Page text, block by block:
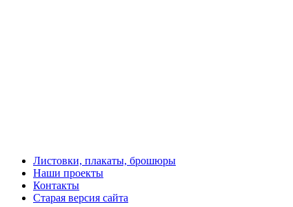
Листовки, плакаты, брошюры
Наши проекты
Контакты
Старая версия сайта